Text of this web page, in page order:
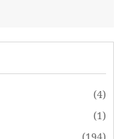
(4)
(1)
(194)